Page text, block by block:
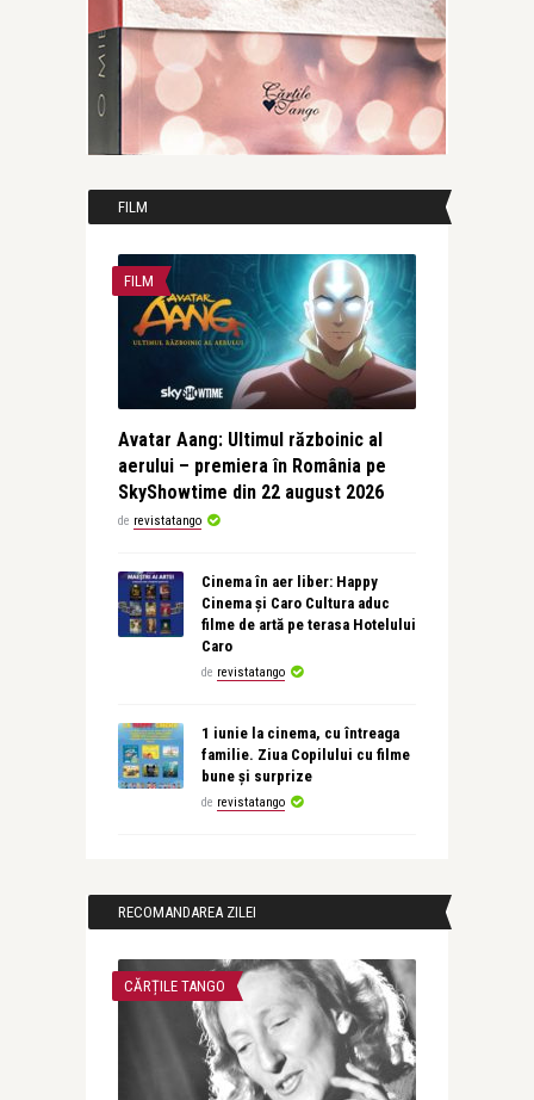
FILM
FILM
Avatar Aang: Ultimul războinic al
aerului – premiera în România pe
SkyShowtime din 22 august 2026
de revistatango
Cinema în aer liber: Happy
Cinema și Caro Cultura aduc
filme de artă pe terasa Hotelului
Caro
de revistatango
1 iunie la cinema, cu întreaga
familie. Ziua Copilului cu filme
bune și surprize
de revistatango
RECOMANDAREA ZILEI
CĂRȚILE TANGO